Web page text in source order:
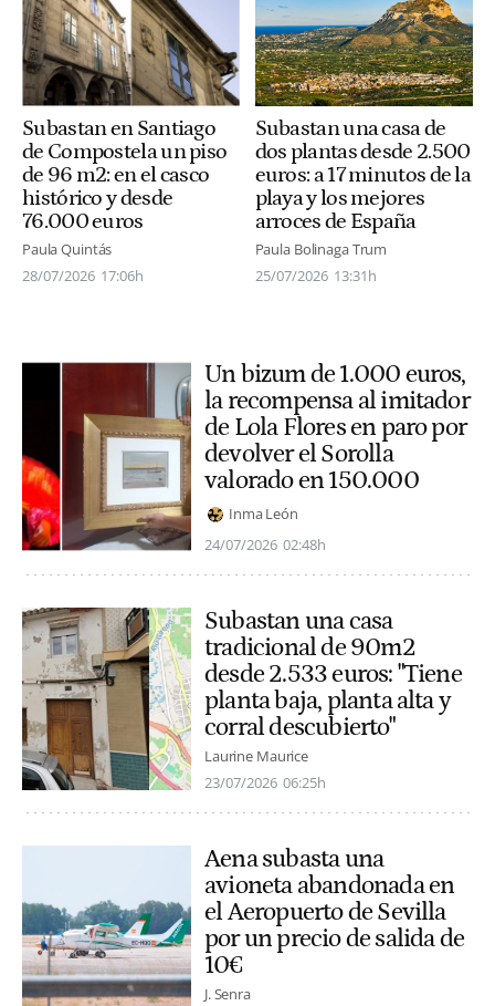
Subastan en Santiago
de Compostela un piso
de 96 m2: en el casco
histórico y desde
76.000 euros
Paula Quintás
28/07/2026 17:06h
Subastan una casa de
dos plantas desde 2.500
euros: a 17 minutos de la
playa y los mejores
arroces de España
Paula Bolinaga Trum
25/07/2026 13:31h
Un bizum de 1.000 euros,
la recompensa al imitador
de Lola Flores en paro por
devolver el Sorolla
valorado en 150.000
Inma León
24/07/2026 02:48h
Subastan una casa
tradicional de 90m2
desde 2.533 euros: "Tiene
planta baja, planta alta y
corral descubierto"
Laurine Maurice
23/07/2026 06:25h
Aena subasta una
avioneta abandonada en
el Aeropuerto de Sevilla
por un precio de salida de
10€
J. Senra